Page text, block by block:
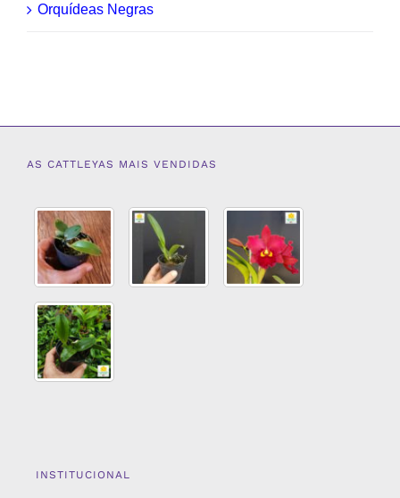
Orquídeas Negras
AS CATTLEYAS MAIS VENDIDAS
INSTITUCIONAL